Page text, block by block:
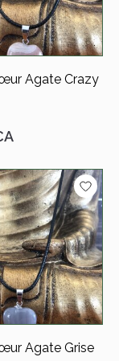
Agate Crazy
Agate Grise